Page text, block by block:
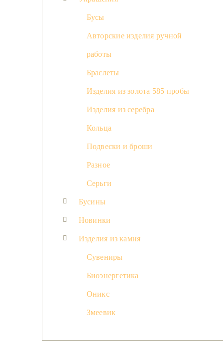
Бусы
Авторские изделия ручной
работы
Браслеты
Изделия из золота 585 пробы
Изделия из серебра
Кольца
Подвески и броши
Разное
Серьги
Бусины
Новинки
Изделия из камня
Сувениры
Биоэнергетика
Оникс
Змеевик